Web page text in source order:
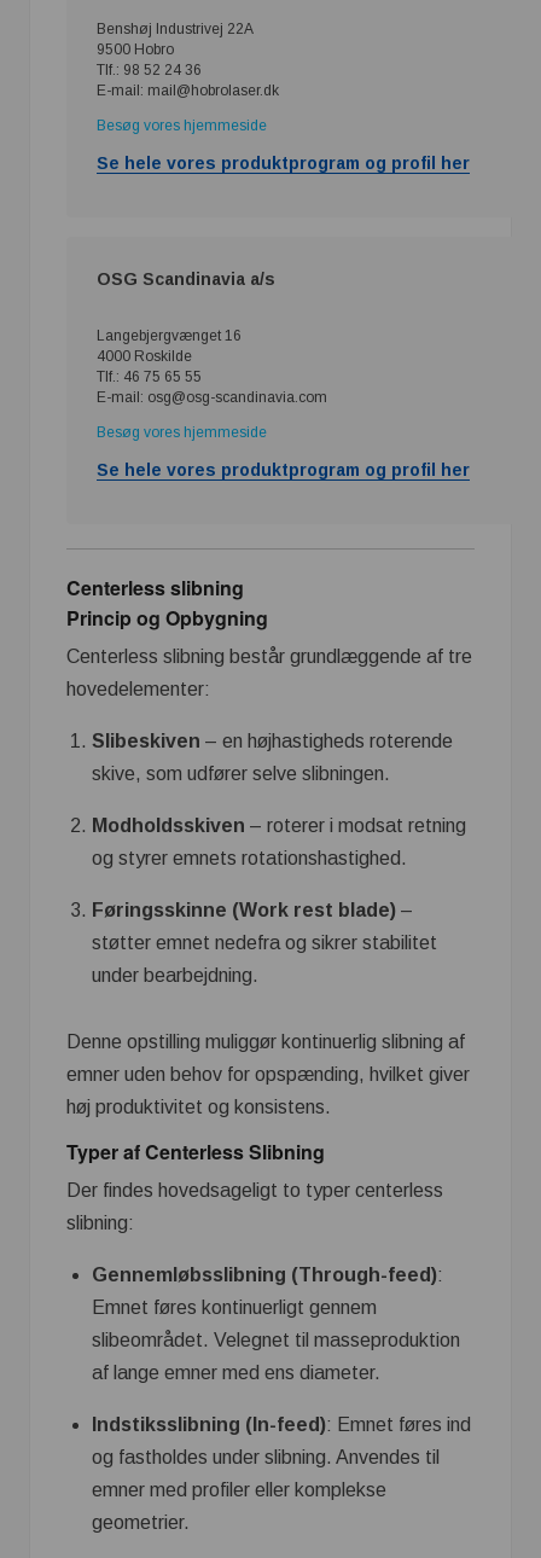
Benshøj Industrivej 22A
9500 Hobro
Tlf.: 98 52 24 36
E-mail: mail@hobrolaser.dk
Besøg vores hjemmeside
Se hele vores produktprogram og profil her
OSG Scandinavia a/s
Langebjergvænget 16
4000 Roskilde
Tlf.: 46 75 65 55
E-mail: osg@osg-scandinavia.com
Besøg vores hjemmeside
Se hele vores produktprogram og profil her
Centerless slibning
Princip og Opbygning
Centerless slibning består grundlæggende af tre
hovedelementer:
Slibeskiven – en højhastigheds roterende
skive, som udfører selve slibningen.
Modholdsskiven – roterer i modsat retning
og styrer emnets rotationshastighed.
Føringsskinne (Work rest blade) –
støtter emnet nedefra og sikrer stabilitet
under bearbejdning.
Denne opstilling muliggør kontinuerlig slibning af
emner uden behov for opspænding, hvilket giver
høj produktivitet og konsistens.
Typer af Centerless Slibning
Der findes hovedsageligt to typer centerless
slibning:
Gennemløbsslibning (Through-feed):
Emnet føres kontinuerligt gennem
slibeområdet. Velegnet til masseproduktion
af lange emner med ens diameter.
Indstiksslibning (In-feed): Emnet føres ind
og fastholdes under slibning. Anvendes til
emner med profiler eller komplekse
geometrier.